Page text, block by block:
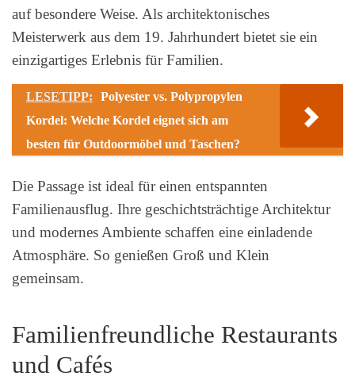
auf besondere Weise. Als architektonisches
Meisterwerk aus dem 19. Jahrhundert bietet sie ein
einzigartiges Erlebnis für Familien.
LESETIPP:
Polyester vs. Polypropylen
Kordel: Welche Kordel eignet sich am
besten für Outdoormöbel und Taschen?
Die Passage ist ideal für einen entspannten
Familienausflug. Ihre geschichtsträchtige Architektur
und modernes Ambiente schaffen eine einladende
Atmosphäre. So genießen Groß und Klein
gemeinsam.
Familienfreundliche Restaurants
und Cafés